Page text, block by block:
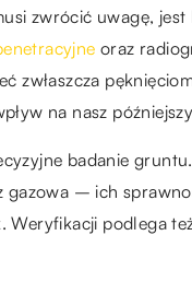
zwrócić uwagę,
oraz
zwłaszcza
na nasz
badanie
gazowa – ich
podlega